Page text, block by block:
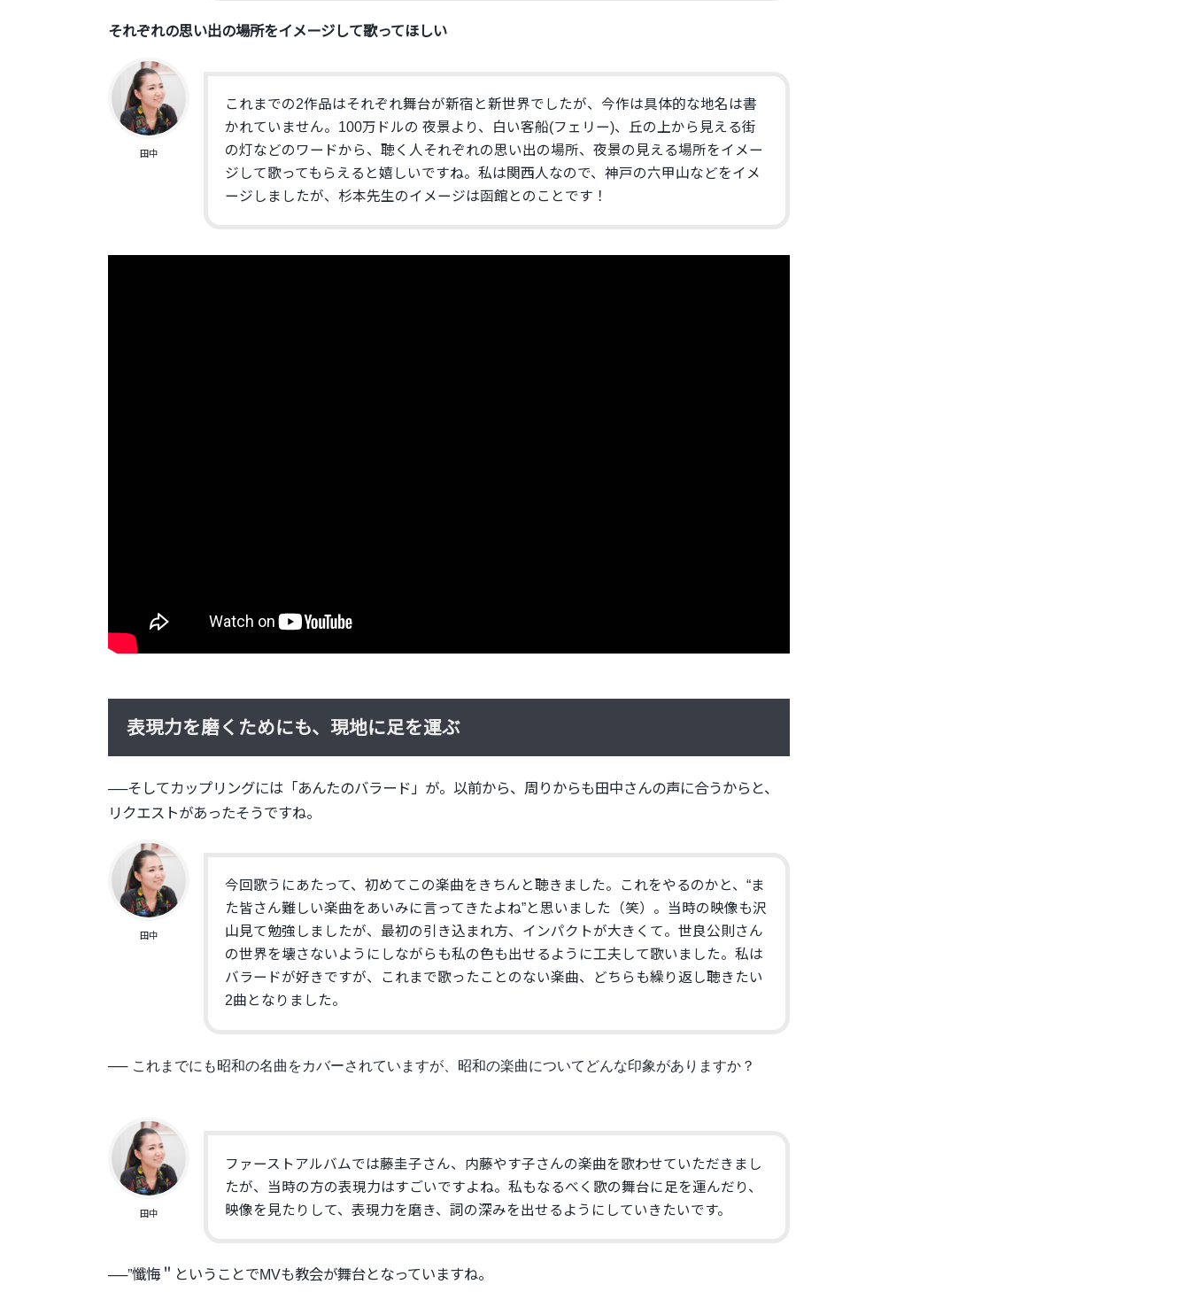
それぞれの思い出の場所をイメージして歌ってほしい
田中
これまでの2作品はそれぞれ舞台が新宿と新世界でしたが、今作は具体的な地名は書
かれていません。100万ドルの 夜景より、白い客船(フェリー)、
丘の上から見える街
の灯などのワードから、聴く人それぞれの思い出の場所、夜景の見える場所をイメー
ジして歌ってもらえると嬉しいですね。私は関西人なので、神戸の六甲山などをイメ
ージしましたが、 杉本先生のイメージは函館とのことです！
表現力を磨くためにも、現地に足を運ぶ
──そしてカップリングには「あんたのバラード」が。以前から、 周りからも田中さんの声に合うからと、
リクエストがあったそうですね。
田中
今回歌うにあたって、初めてこの楽曲をきちんと聴きました。 これをやるのかと、“ま
た皆さん難しい楽曲をあいみに言ってきたよね”と思いました（笑）。当時の映像も沢
山見て勉強しましたが、 最初の引き込まれ方、インパクトが大きくて。世良公則さん
の世界を壊さないようにしながらも私の色も出せるように工夫して歌いました。私は
バラードが好きですが、
これまで歌ったことのない楽曲、
どちらも繰り返し聴きたい
2曲となりました。
── これまでにも昭和の名曲をカバーされていますが、 昭和の楽曲についてどんな印象がありますか？
田中
ファーストアルバムでは藤圭子さん、 内藤やす子さんの楽曲を歌わせていただきまし
たが、
当時の方の表現力はすごいですよね。私もなるべく歌の舞台に足を運んだり、
映像を見たりして、表現力を磨き、詞の深みを出せるようにしていきたいです。
──”懺悔＂ということでMVも教会が舞台となっていますね。